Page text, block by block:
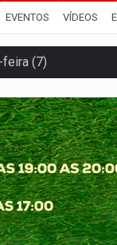
EVENTOS VÍDEOS
em Porto
oportunidade de
da Lei Maria da
de débitos
e
em Espigão